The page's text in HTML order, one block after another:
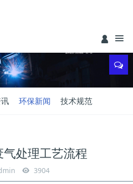
环保新闻 技术规范
处理工艺流程
3904